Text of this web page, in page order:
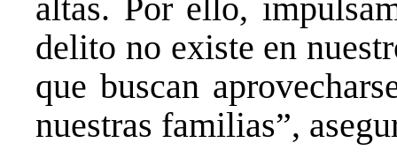
altas. Por ello,
delito no existe en
que buscan
nuestras familias”,